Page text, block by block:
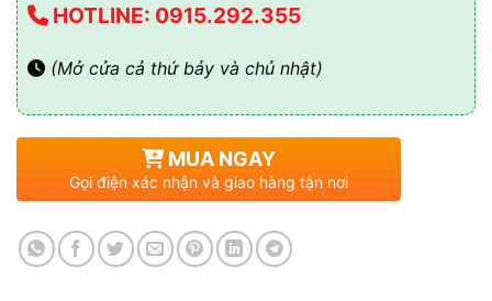
HOTLINE: 0915.292.355
(Mở cửa cả thứ bảy và chủ nhật)
MUA NGAY
Gọi điện xác nhận và giao hàng tận nơi